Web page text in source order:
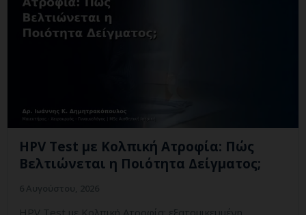
HPV Test με Κολπική Ατροφία: Πώς
Βελτιώνεται η Ποιότητα Δείγματος;
HPV Test με Κολπική Ατροφία: εξατομικευμένη